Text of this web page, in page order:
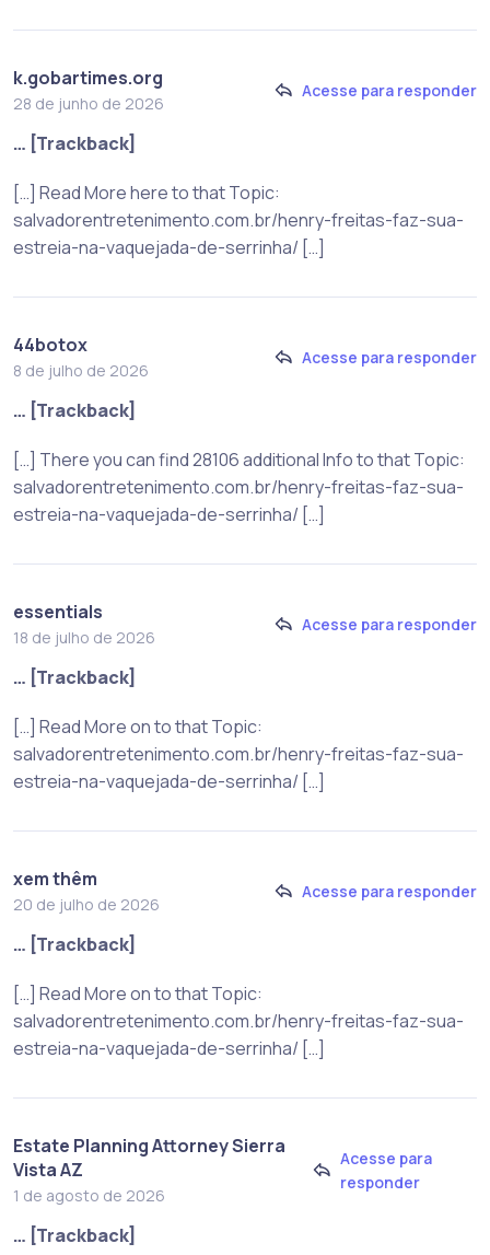
k.gobartimes.org
28 de junho de 2026
Acesse para responder
… [Trackback]
[…] Read More here to that Topic:
salvadorentretenimento.com.br/henry-freitas-faz-sua-
estreia-na-vaquejada-de-serrinha/ […]
44botox
8 de julho de 2026
Acesse para responder
… [Trackback]
[…] There you can find 28106 additional Info to that Topic:
salvadorentretenimento.com.br/henry-freitas-faz-sua-
estreia-na-vaquejada-de-serrinha/ […]
essentials
18 de julho de 2026
Acesse para responder
… [Trackback]
[…] Read More on to that Topic:
salvadorentretenimento.com.br/henry-freitas-faz-sua-
estreia-na-vaquejada-de-serrinha/ […]
xem thêm
20 de julho de 2026
Acesse para responder
… [Trackback]
[…] Read More on to that Topic:
salvadorentretenimento.com.br/henry-freitas-faz-sua-
estreia-na-vaquejada-de-serrinha/ […]
Estate Planning Attorney Sierra
Vista AZ
1 de agosto de 2026
Acesse para
responder
… [Trackback]